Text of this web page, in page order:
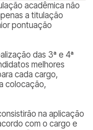
acadêmica não
a titulação
pontuação
das 3ª e 4ª
melhores
cada cargo,
colocação,
na aplicação
com o cargo e